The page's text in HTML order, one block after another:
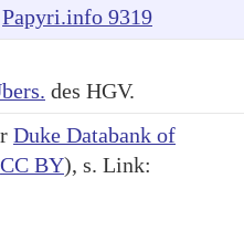
Papyri.info 9319
des HGV.
Duke Databank of
CC BY), s. Link: